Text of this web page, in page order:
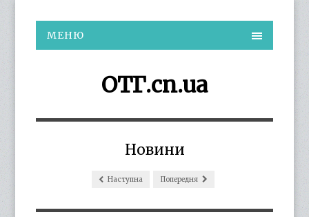
МЕНЮ
ОТГ.cn.ua
Новини
Наступна Попередня